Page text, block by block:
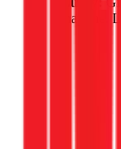
thay thế.